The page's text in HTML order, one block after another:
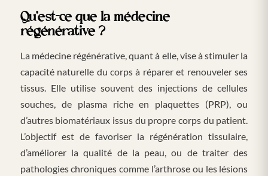
Qu’est-ce que la médecine
régénérative ?
La médecine régénérative, quant à elle, vise à stimuler la
capacité naturelle du corps à réparer et renouveler ses
tissus. Elle utilise souvent des injections de cellules
souches, de plasma riche en plaquettes (PRP), ou
d’autres biomatériaux issus du propre corps du patient.
L’objectif est de favoriser la régénération tissulaire,
d’améliorer la qualité de la peau, ou de traiter des
pathologies chroniques comme l’arthrose ou les lésions